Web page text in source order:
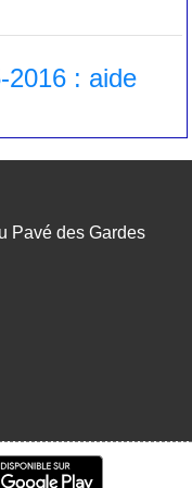
2016 : aide
Pavé des Gardes